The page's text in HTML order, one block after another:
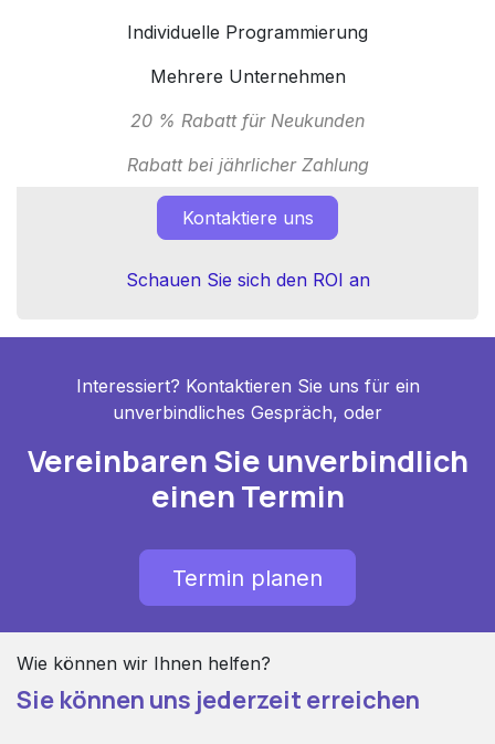
Individuelle Programmierung
Mehrere Unternehmen
20 % Rabatt für Neukunden
Rabatt bei jährlicher Zahlung
Kontaktiere uns
Schauen Sie sich den ROI an
Interessiert? Kontaktieren Sie uns für ein
unverbindliches Gespräch, oder
Vereinbaren Sie unverbindlich
einen Termin
Termin planen
Wie können wir Ihnen helfen?
Sie können uns jederzeit erreichen